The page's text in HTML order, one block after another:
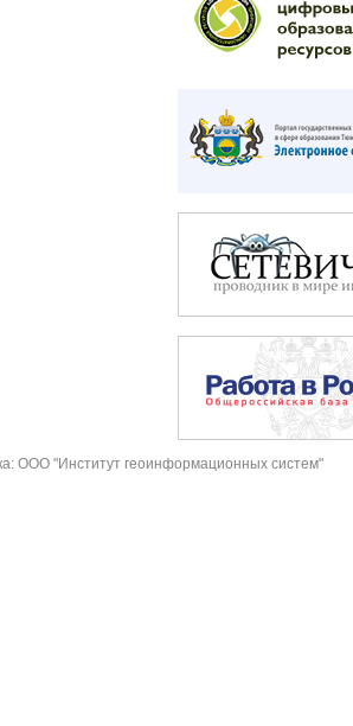
ООО "Институт геоинформационных систем"